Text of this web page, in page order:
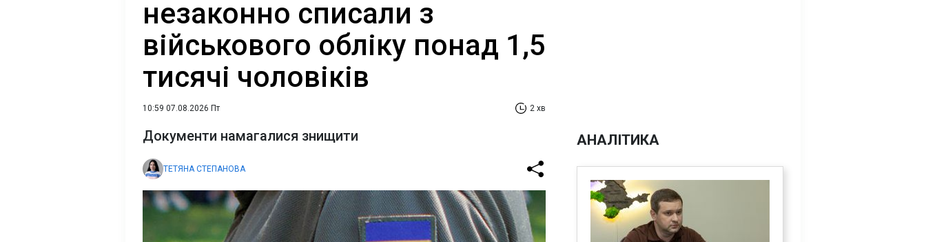
незаконно списали з
військового обліку понад 1,5
тисячі чоловіків
10:59 07.08.2026 Пт 2 хв
Документи намагалися знищити
ТЕТЯНА СТЕПАНОВА
АНАЛІТИКА